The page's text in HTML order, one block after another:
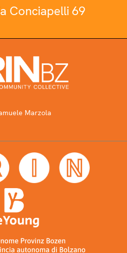
Conciapelli 69
Marzola